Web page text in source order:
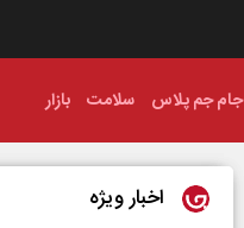
جام جم پلاس سلامت بازار
اخبار ویژه